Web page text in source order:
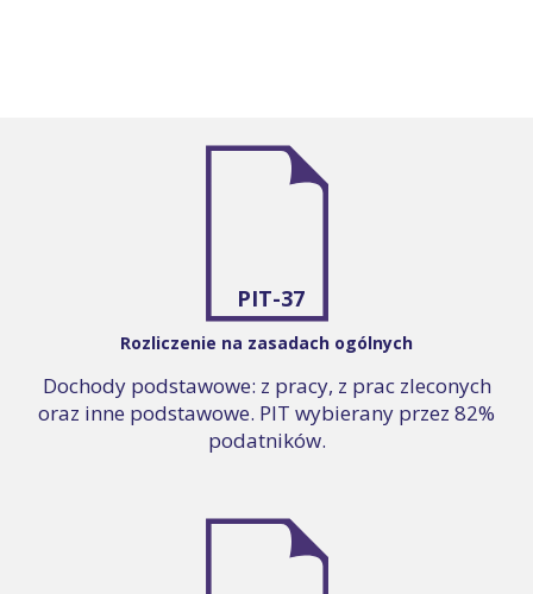
PIT-37
Rozliczenie na zasadach ogólnych
Dochody podstawowe: z pracy, z prac zleconych
oraz inne podstawowe. PIT wybierany przez 82%
podatników.